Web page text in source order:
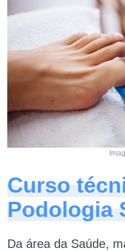
Curso
Podologia
Da área da Saúde,